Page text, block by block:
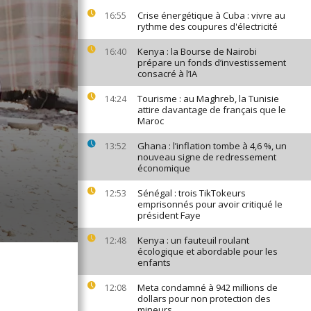
16:55
Crise énergétique à Cuba : vivre au
rythme des coupures d'électricité
16:40
Kenya : la Bourse de Nairobi
prépare un fonds d’investissement
consacré à l’IA
14:24
Tourisme : au Maghreb, la Tunisie
attire davantage de français que le
Maroc
13:52
Ghana : l’inflation tombe à 4,6 %, un
nouveau signe de redressement
économique
12:53
Sénégal : trois TikTokeurs
emprisonnés pour avoir critiqué le
président Faye
12:48
Kenya : un fauteuil roulant
écologique et abordable pour les
enfants
12:08
Meta condamné à 942 millions de
dollars pour non protection des